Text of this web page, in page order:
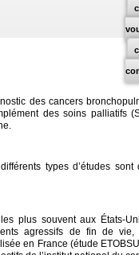
des cancers
des soins palliatifs
types d’études
plus souvent aux États-
agressifs de fin de
en France (étude